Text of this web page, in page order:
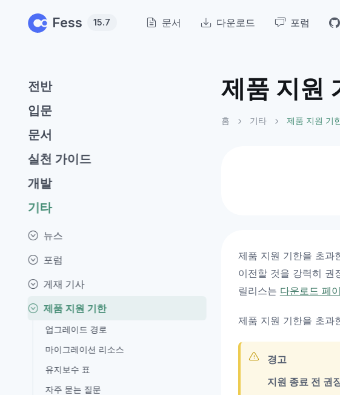
Fess 15.7 문서 다운로드 포럼
전반
입문
문서
실천 가이드
개발
기타
뉴스
포럼
게재 기사
제품 지원 기한
업그레이드 경로
마이그레이션 리소스
유지보수 표
자주 묻는 질문
제품 지원
홈 기타 제품 지원 기
제품 지원 기한을 초과
이전할 것을 강력히 권
릴리스는 다운로드 페
제품 지원 기한을 초과
경고
지원 종료 전 권